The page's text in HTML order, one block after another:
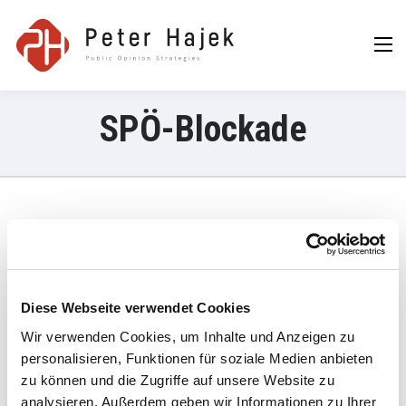
Diese Webseite verwendet Cookies
Wir verwenden Cookies, um Inhalte und Anzeigen zu
personalisieren, Funktionen für soziale Medien anbieten
zu können und die Zugriffe auf unsere Website zu
analysieren. Außerdem geben wir Informationen zu Ihrer
Strategies GmbH
SPÖ-Blockade
nicht effektive Maßnahmen gegen die Teuerung ergreife.“
Mehrheit für SPÖ-Blockade im Nationalrat | PULS 24